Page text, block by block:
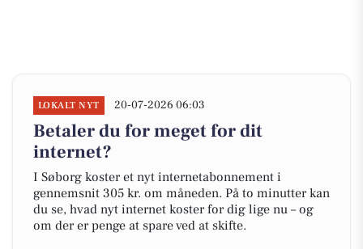
LOKALT NYT 20-07-2026 06:03
Betaler du for meget for dit
internet?
I Søborg koster et nyt internetabonnement i
gennemsnit 305 kr. om måneden. På to minutter kan
du se, hvad nyt internet koster for dig lige nu – og
om der er penge at spare ved at skifte.